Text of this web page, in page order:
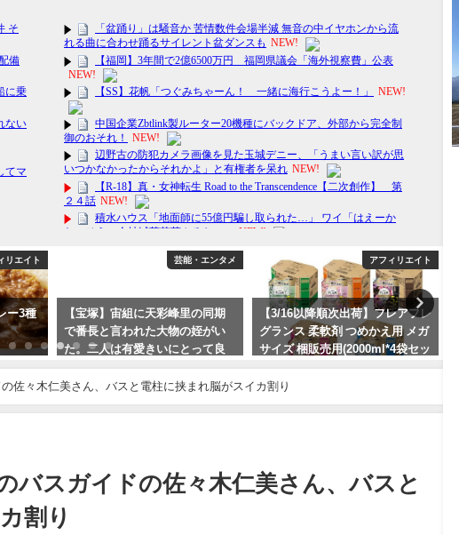
リエイト
ー3種
芸能・エンタメ
【宝塚】宙組に天彩峰里の同期
で番長と言われた大物の姪がい
た。二人は有愛きいにとって良
き先輩ｗ
2023年10月11日
アフィリエイト
【3/16以降順次出荷】フレアフレ
グランス 柔軟剤 つめかえ用 メガ
サイズ 梱販売用(2000ml*4袋セッ
ト) 送料無料！
2024年3月11日
佐々木仁美さん、バスと電柱に挟まれ脳がスイカ割り
バスガイドの佐々木仁美さん、バスと
割り